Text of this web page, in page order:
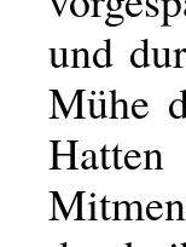
und
Mühe